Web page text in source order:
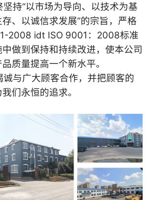
“以市场为导向、以技术为基
、以诚信求发展”的宗旨，严格
2008 idt ISO 9001：2008标准
做到保持和持续改进，使本公司
质量提高一个新水平。
广大顾客合作，并把顾客的
们永恒的追求。